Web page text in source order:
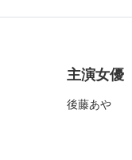
主演女優
後藤あや